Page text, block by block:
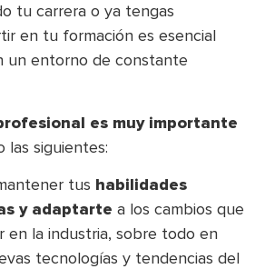
tu carrera o ya tengas
en tu formación es esencial
un entorno de constante
es muy importante
las siguientes:
tus habilidades
y adaptarte a los cambios que
en la industria, sobre todo en
tecnologías y tendencias del